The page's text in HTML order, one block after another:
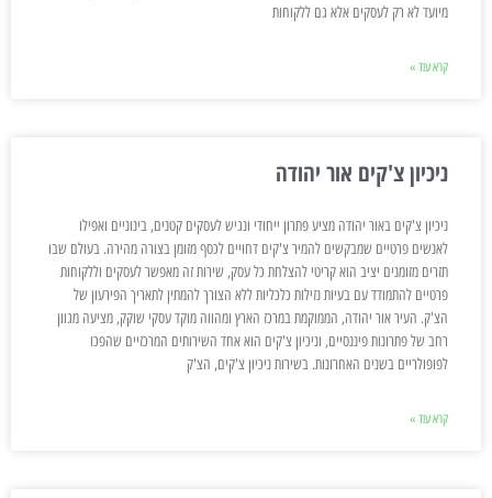
מיועד לא רק לעסקים אלא גם ללקוחות
קרא עוד »
ניכיון צ'קים אור יהודה
ניכיון צ'קים באור יהודה מציע פתרון ייחודי ונגיש לעסקים קטנים, בינוניים ואפילו
לאנשים פרטיים שמבקשים להמיר צ'קים דחויים לכסף מזומן בצורה מהירה. בעולם שבו
תזרים מזומנים יציב הוא קריטי להצלחת כל עסק, שירות זה מאפשר לעסקים וללקוחות
פרטיים להתמודד עם בעיות נזילות כלכליות ללא הצורך להמתין לתאריך הפירעון של
הצ'ק. העיר אור יהודה, הממוקמת במרכז הארץ ומהווה מוקד עסקי שוקק, מציעה מגוון
רחב של פתרונות פיננסיים, וניכיון צ'קים הוא אחד השירותים המרכזיים שהפכו
לפופולריים בשנים האחרונות. בשירות ניכיון צ'קים, הצ'ק
קרא עוד »